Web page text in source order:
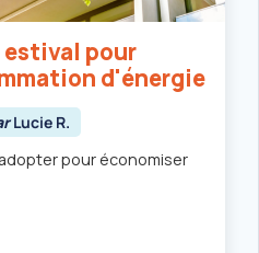
estival pour
d'énergie
Lucie R.
pour économiser